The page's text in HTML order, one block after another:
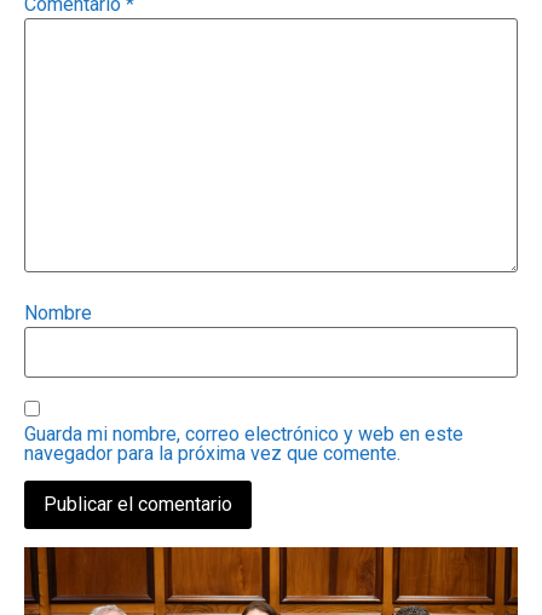
Nombre
Guarda mi nombre, correo electrónico y web en este
navegador para la próxima vez que comente.